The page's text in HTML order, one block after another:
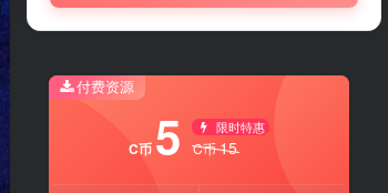
付费资源
C币 5 限时特惠
C币15